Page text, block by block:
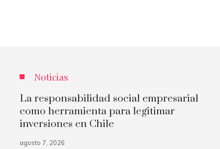
Noticias
La responsabilidad social empresarial
como herramienta para legitimar
inversiones en Chile
agosto 7, 2026